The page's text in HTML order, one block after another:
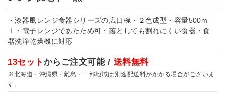
・漆器風レンジ食器シリーズの広口椀・２色成型・容量500m
ｌ・電子レンジであたため可・落としても割れにくい食器・食
器洗浄乾燥機に対応
13セット からご注文可能 / 送料無料
※北海道・沖縄県・離島・一部地域は別途配送料がかかる場合がございま
す。